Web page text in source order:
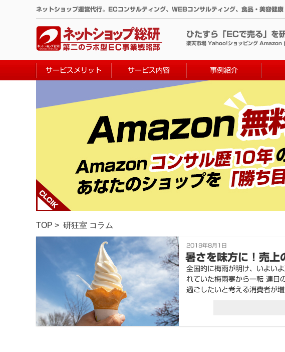
へ
ネットショップ運営代行。ECコンサルティング、WEBコンサルティング、食品・美容健
ひたすら「ECで売る」を
楽天市場 Yahoo!ショッピング Amazon
サービスメリット サービス内容 事例紹介
TOP > 研狂室 コラム
投
稿
日:
2019年8月1日
暑さを味方に！売上
全国的に梅雨が明け、いよい
れていた梅雨寒から一転 連日
過ごしたいと考える消費者が